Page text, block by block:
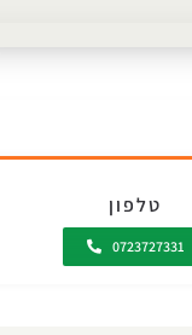
טלפון
0723727331